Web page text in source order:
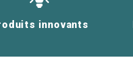
innovants